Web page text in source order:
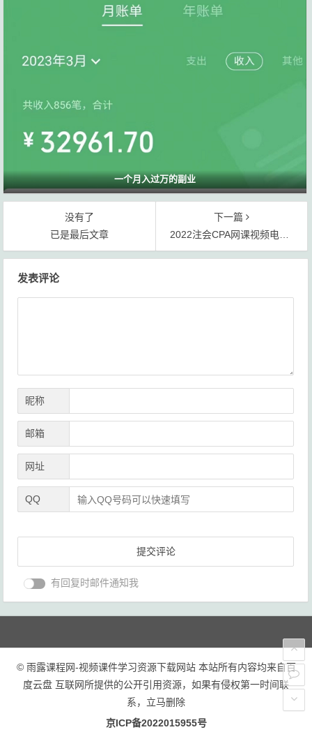
一个月入过万的副业
没有了
已是最后文章
下一篇
2022注会CPA网课视频电子资料百度网盘下载【资源整合贴】
发表评论
昵称
邮箱
网址
QQ
有回复时邮件通知我
© 雨露课程网-视频课件学习资源下载网站 本站所有内容均来自百
度云盘 互联网所提供的公开引用资源，如果有侵权第一时间联
系，立马删除
京ICP备2022015955号